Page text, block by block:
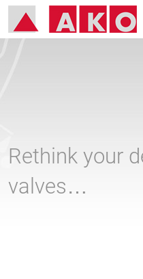
Rethink your
valves…